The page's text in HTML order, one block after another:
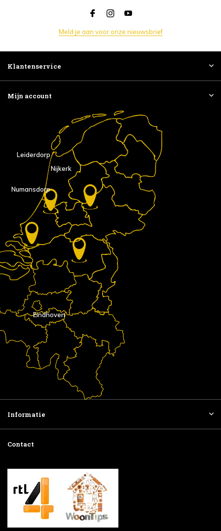
Meld je aan voor onze nieuwsbrief
Klantenservice
Mijn account
Eindhoven
Nijkerk
Numansdorp
Leiderdorp
Informatie
Contact